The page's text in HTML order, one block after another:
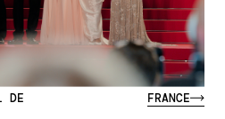
DE
FRANCE